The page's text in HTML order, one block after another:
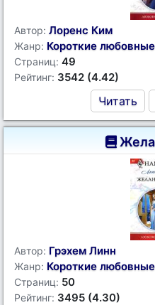
Автор: Лоренс Ким
Жанр: Короткие
Страниц: 49
Рейтинг: 3542 (4.42)
Читать
Автор: Грэхем Линн
Жанр: Короткие
Страниц: 50
Рейтинг: 3495 (4.30)